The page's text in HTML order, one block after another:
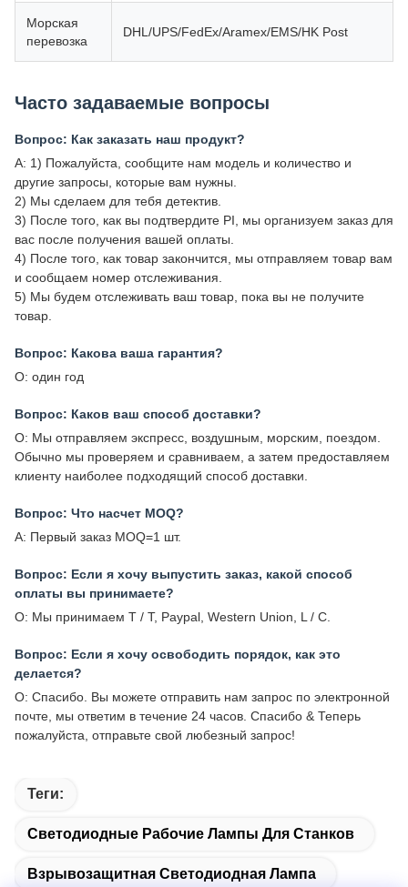
Морская
перевозка
DHL/UPS/FedEx/Aramex/EMS/HK Post
Часто задаваемые вопросы
Вопрос: Как заказать наш продукт?
A: 1) Пожалуйста, сообщите нам модель и количество и
другие запросы, которые вам нужны.
2) Мы сделаем для тебя детектив.
3) После того, как вы подтвердите PI, мы организуем заказ для
вас после получения вашей оплаты.
4) После того, как товар закончится, мы отправляем товар вам
и сообщаем номер отслеживания.
5) Мы будем отслеживать ваш товар, пока вы не получите
товар.
Вопрос: Какова ваша гарантия?
О: один год
Вопрос: Каков ваш способ доставки?
О: Мы отправляем экспресс, воздушным, морским, поездом.
Обычно мы проверяем и сравниваем, а затем предоставляем
клиенту наиболее подходящий способ доставки.
Вопрос: Что насчет MOQ?
A: Первый заказ MOQ=1 шт.
Вопрос: Если я хочу выпустить заказ, какой способ
оплаты вы принимаете?
О: Мы принимаем T / T, Paypal, Western Union, L / C.
Вопрос: Если я хочу освободить порядок, как это
делается?
О: Спасибо. Вы можете отправить нам запрос по электронной
почте, мы ответим в течение 24 часов. Спасибо & Теперь
пожалуйста, отправьте свой любезный запрос!
Теги:
Светодиодные Рабочие Лампы Для Станков
Взрывозащитная Светодиодная Лампа